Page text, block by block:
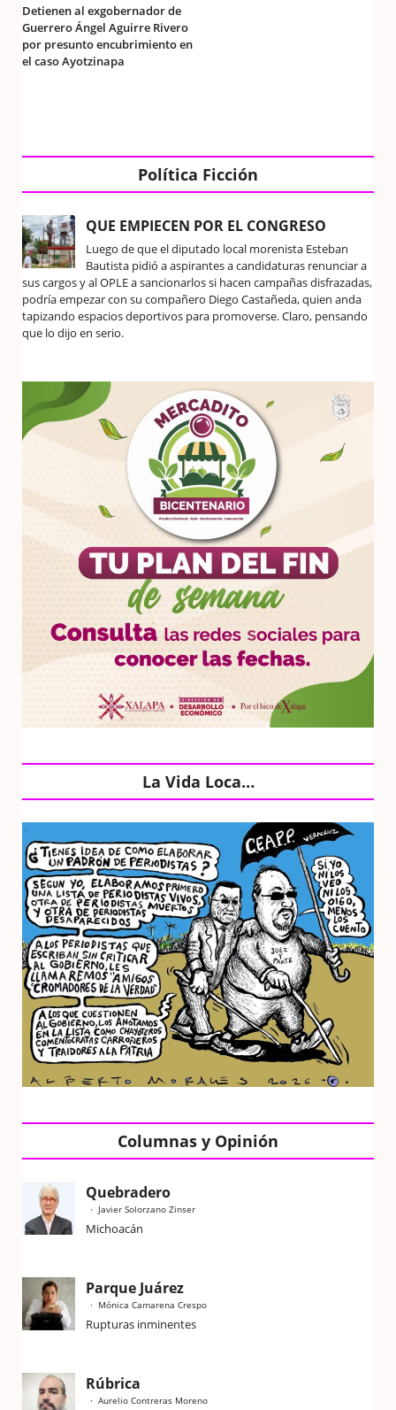
Detienen al exgobernador de
Guerrero Ángel Aguirre Rivero
por presunto encubrimiento en
el caso Ayotzinapa
Política Ficción
QUE EMPIECEN POR EL CONGRESO
Luego de que el diputado local morenista Esteban
Bautista pidió a aspirantes a candidaturas renunciar a
sus cargos y al OPLE a sancionarlos si hacen campañas disfrazadas,
podría empezar con su compañero Diego Castañeda, quien anda
tapizando espacios deportivos para promoverse. Claro, pensando
que lo dijo en serio.
La Vida Loca…
Columnas y Opinión
Quebradero
Javier Solorzano Zinser
Michoacán
Parque Juárez
Mónica Camarena Crespo
Rupturas inminentes
Rúbrica
Aurelio Contreras Moreno